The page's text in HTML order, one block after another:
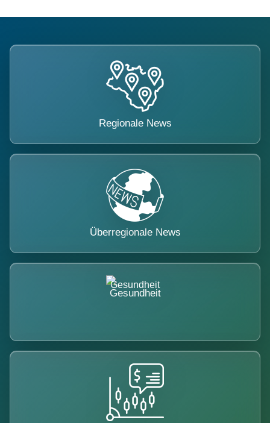
Regionale News
Überregionale News
Gesundheit